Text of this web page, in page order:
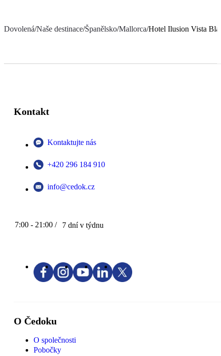
Dovolená/Naše destinace/Španělsko/Mallorca/Hotel Ilusion Vista
Kontakt
Kontaktujte nás
+420 296 184 910
info@cedok.cz
7:00 - 21:00 / 7 dní v týdnu
O Čedoku
O společnosti
Pobočky